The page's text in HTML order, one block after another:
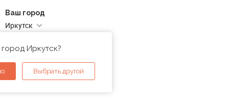
Ваш город
Иркутск
Иркутск?
Выбрать другой